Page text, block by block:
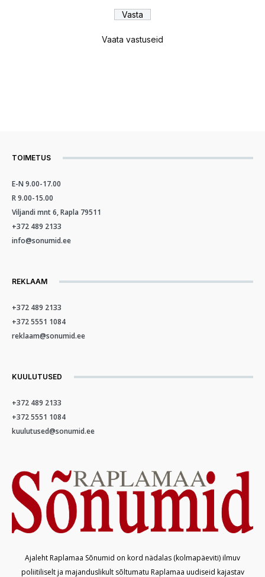
Vaata vastuseid
TOIMETUS
E-N 9.00-17.00
R 9.00-15.00
Viljandi mnt 6, Rapla 79511
+372 489 2133
info@sonumid.ee
REKLAAM
+372 489 2133
+372 5551 1084
reklaam@sonumid.ee
KUULUTUSED
+372 489 2133
+372 5551 1084
kuulutused@sonumid.ee
Ajaleht Raplamaa Sõnumid on kord nädalas (kolmapäeviti) ilmuv
poliitiliselt ja majanduslikult sõltumatu Raplamaa uudiseid kajastav